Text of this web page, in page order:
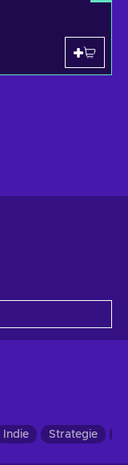
Indie Strategie